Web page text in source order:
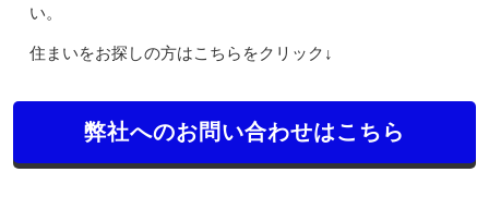
い。
住まいをお探しの方はこちらをクリック↓
弊社へのお問い合わせはこちら